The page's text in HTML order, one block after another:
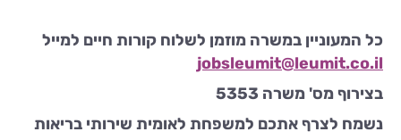
כל המעוניין במשרה מוזמן לשלוח קורות חיים למייל
jobsleumit@leumit.co.il
בצירוף מס' משרה 5353
נשמח לצרף אתכם למשפחת לאומית שירותי בריאות